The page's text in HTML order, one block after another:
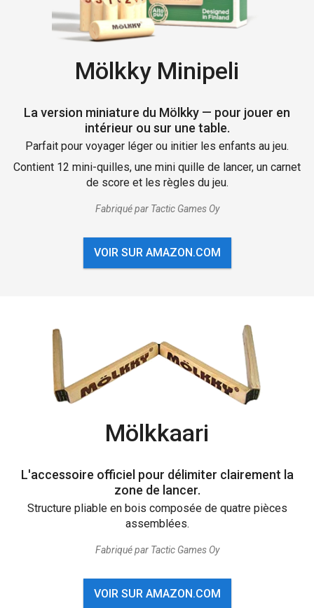
Mölkky Minipeli
La version miniature du Mölkky — pour jouer en
intérieur ou sur une table.
Parfait pour voyager léger ou initier les enfants au jeu.
Contient 12 mini-quilles, une mini quille de lancer, un carnet
de score et les règles du jeu.
Fabriqué par Tactic Games Oy
VOIR SUR AMAZON.COM
Mölkkaari
L'accessoire officiel pour délimiter clairement la
zone de lancer.
Structure pliable en bois composée de quatre pièces
assemblées.
Fabriqué par Tactic Games Oy
VOIR SUR AMAZON.COM